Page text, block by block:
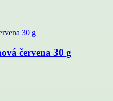
červena 30 g